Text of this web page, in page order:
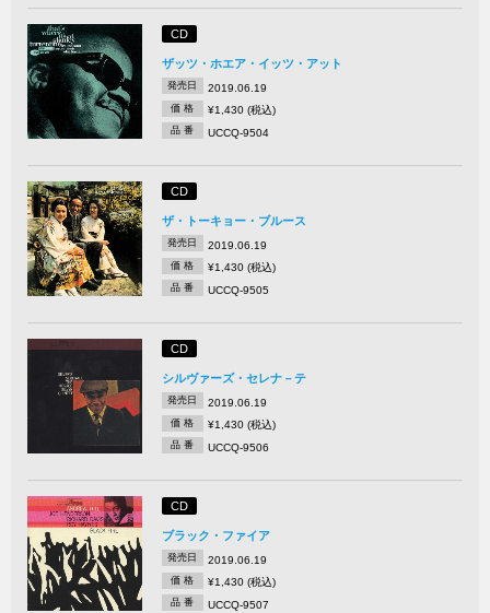
CD
ザッツ・ホエア・イッツ・アット
発売日 2019.06.19
価 格 ¥1,430 (税込)
品 番 UCCQ-9504
CD
ザ・トーキョー・ブルース
発売日 2019.06.19
価 格 ¥1,430 (税込)
品 番 UCCQ-9505
CD
シルヴァーズ・セレナ－テ
発売日 2019.06.19
価 格 ¥1,430 (税込)
品 番 UCCQ-9506
CD
ブラック・ファイア
発売日 2019.06.19
価 格 ¥1,430 (税込)
品 番 UCCQ-9507